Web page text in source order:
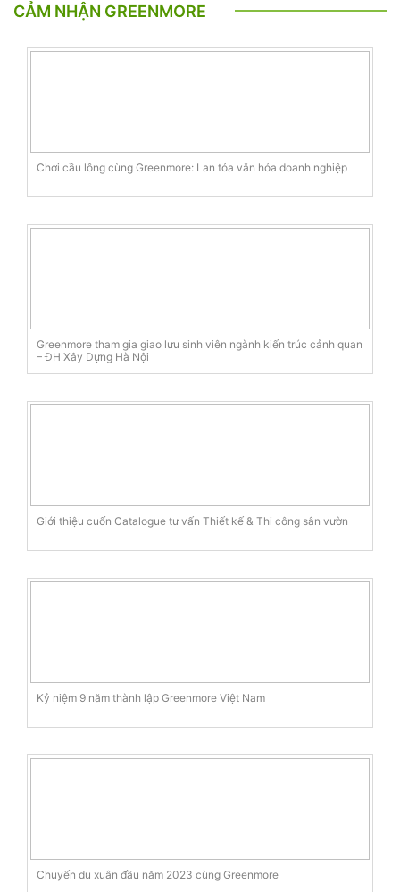
CẢM NHẬN GREENMORE
Chơi cầu lông cùng Greenmore: Lan tỏa văn hóa doanh nghiệp
Greenmore tham gia giao lưu sinh viên ngành kiến trúc cảnh quan
– ĐH Xây Dựng Hà Nội
Giới thiệu cuốn Catalogue tư vấn Thiết kế & Thi công sân vườn
Kỷ niệm 9 năm thành lập Greenmore Việt Nam
Chuyến du xuân đầu năm 2023 cùng Greenmore